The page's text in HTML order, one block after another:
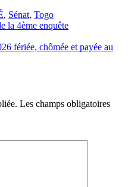
, Sénat, Togo
la 4ème enquête
fériée, chômée et payée au
Les champs obligatoires